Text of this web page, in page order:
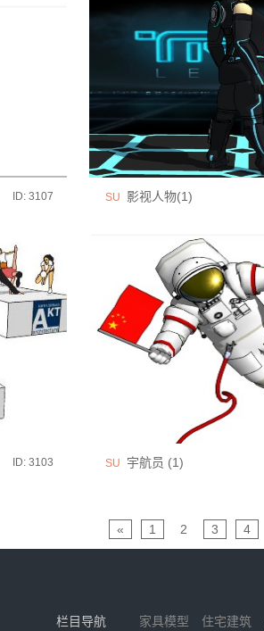
ID: 3107 SU 影视人物(1)
ID: 3103 SU 宇航员 (1)
« 1 2 3 4
栏目导航 家具模型 住宅建筑